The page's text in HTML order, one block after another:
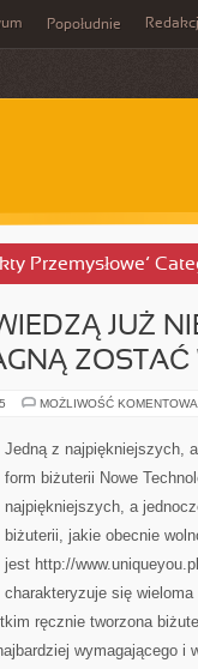
Popołudnie
Przemysłowe’
JUŻ
ZOSTAĆ
MOŻLIWOŚĆ
Jedną z najpiękniejszych,
form biżuterii Nowe
najpiękniejszych, a
biżuterii, jakie obecnie
jest http://
charakteryzuje się
ręcznie tworzona
wymagającego i